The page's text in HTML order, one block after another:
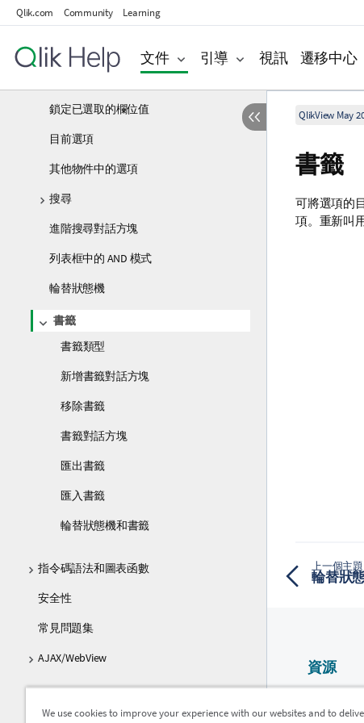
Qlik.com Community Learning
文件 引導 視訊 遷移中心
指示器
欄位中的多個選項
鎖定已選取的欄位值
目前選項
其他物件中的選項
搜尋
進階搜尋對話方塊
列表框中的 AND 模式
輪替狀態機
書籤
書籤類型
新增書籤對話方塊
移除書籤
書籤對話方塊
匯出書籤
匯入書籤
輪替狀態機和書籤
指令碼語法和圖表函數
安全性
常見問題集
AJAX/WebView
QlikView May
書籤
可將選項的
項。重新叫
上一個主題
輪替狀
資源
We use cookies to improve your experience with our websites and to